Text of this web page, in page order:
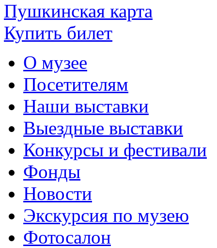
Пушкинская карта
Купить билет
О музее
Посетителям
Наши выставки
Выездные выставки
Конкурсы и фестивали
Фонды
Новости
Экскурсия по музею
Фотосалон